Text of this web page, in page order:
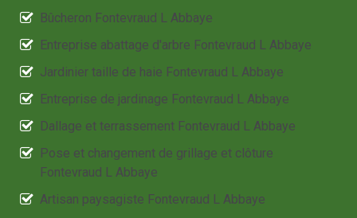
Bûcheron Fontevraud L Abbaye
Entreprise abattage d'arbre Fontevraud L Abbaye
Jardinier taille de haie Fontevraud L Abbaye
Entreprise de jardinage Fontevraud L Abbaye
Dallage et terrassement Fontevraud L Abbaye
Pose et changement de grillage et clôture
Fontevraud L Abbaye
Artisan paysagiste Fontevraud L Abbaye